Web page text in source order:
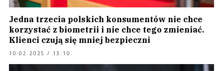
Jedna trzecia polskich konsumentów nie chce
korzystać z biometrii i nie chce tego zmieniać.
Klienci czują się mniej bezpieczni
10.02.2025 / 13:10